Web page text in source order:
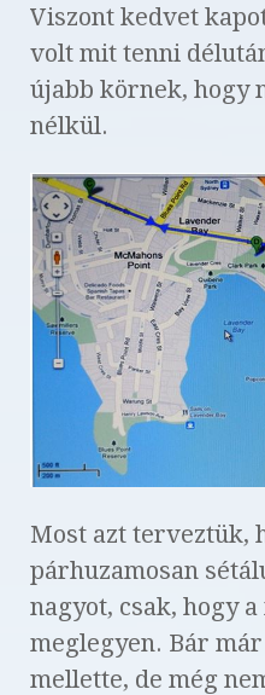
Viszont kedvet
volt mit tenni
újabb körnek, hogy
nélkül.
Most azt terveztük,
párhuzamosan
nagyot, csak, hogy
meglegyen. Bár
mellette, de még